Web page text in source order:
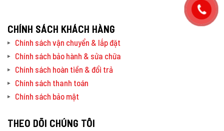
CHÍNH SÁCH KHÁCH HÀNG
Chính sách vận chuyển & lắp đặt
Chính sách bảo hành & sửa chữa
Chính sách hoàn tiền & đổi trả
Chính sách thanh toán
Chính sách bảo mật
THEO DÕI CHÚNG TÔI